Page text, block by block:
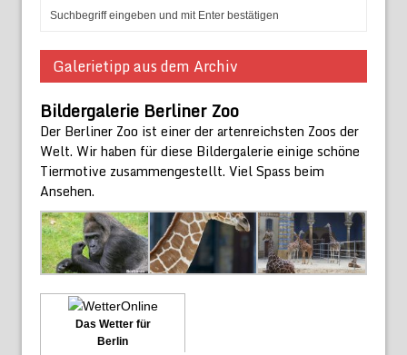
Galerietipp aus dem Archiv
Bildergalerie Berliner Zoo
Der Berliner Zoo ist einer der artenreichsten Zoos der
Welt. Wir haben für diese Bildergalerie einige schöne
Tiermotive zusammengestellt. Viel Spass beim
Ansehen.
Das Wetter für
Berlin